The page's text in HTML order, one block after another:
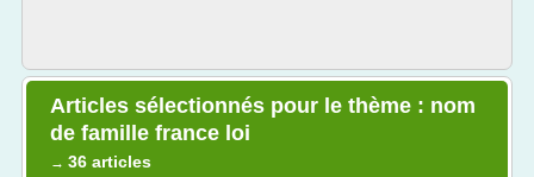
Articles sélectionnés pour le thème : nom
de famille france loi
→ 36 articles